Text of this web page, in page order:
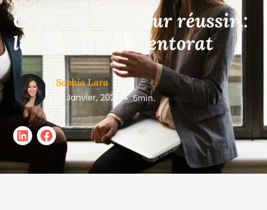
Créer du lien pour réussir :
le pouvoir du mentorat
Sophia Lara
10 Janvier, 2025
• 6min.